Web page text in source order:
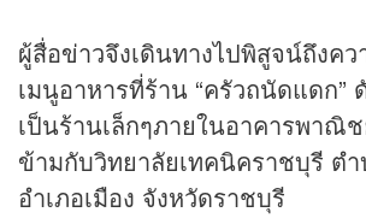
ผู้สื่อข่าวจึงเดินทางไปพิสูจน์ถึงค
เมนูอาหารที่ร้าน “ครัวถนัดแดก”
เป็นร้านเล็กๆภายในอาคารพาณิ
ข้ามกับวิทยาลัยเทคนิคราชบุรี ตำ
อำเภอเมือง จังหวัดราชบุรี